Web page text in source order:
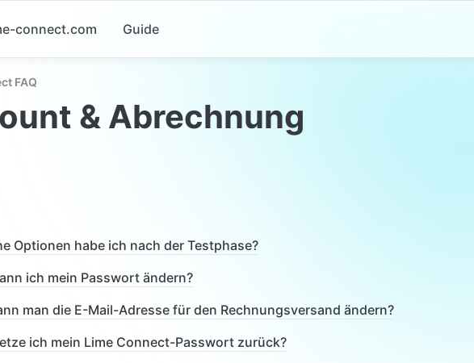
connect.com Guide
FAQ
& Abrechnung
Optionen habe ich nach der Testphase?
ich mein Passwort ändern?
man die E-Mail-Adresse für den Rechnungsversand ändern?
ich mein Lime Connect-Passwort zurück?